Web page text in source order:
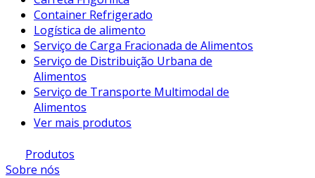
Container Refrigerado
Logística de alimento
Serviço de Carga Fracionada de Alimentos
Serviço de Distribuição Urbana de
Alimentos
Serviço de Transporte Multimodal de
Alimentos
Ver mais produtos
Produtos
Sobre nós